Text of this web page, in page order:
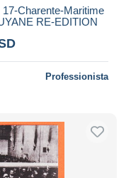
Charente-Maritime
RE-EDITION
Professionista